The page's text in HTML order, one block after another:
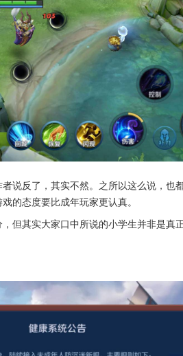
说反了，其实不然。之所以这么说，也
的态度要比成年玩家更认真。
但其实大家口中所说的小学生并非是真